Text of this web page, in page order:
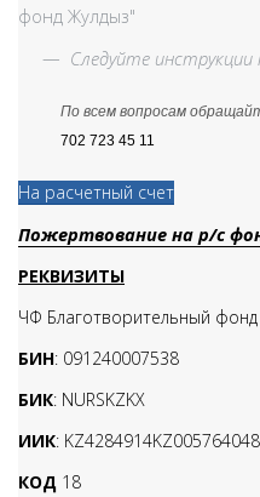
фонд Жулдыз"
— Следуйте
По всем вопросам
702 723 45 11
На расчетный счет
Пожертвование на р/с
РЕКВИЗИТЫ
ЧФ Благотворительный фонд
БИН: 091240007538
БИК: NURSKZKX
ИИК: KZ4284914KZ005764048
КОД 18